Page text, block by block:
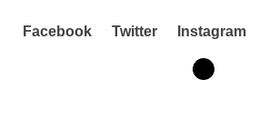
Facebook Twitter Instagram